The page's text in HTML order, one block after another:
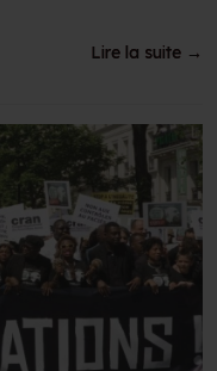
Lire la suite →